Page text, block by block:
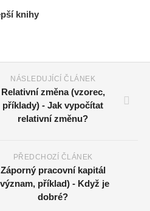
knihy
NÁSLEDUJÍCÍ ČLÁNEK
Relativní změna (vzorec,
příklady) - Jak vypočítat
relativní změnu?
PŘEDCHOZÍ ČLÁNEK
Záporný pracovní kapitál
příklad) - Když je
dobré?